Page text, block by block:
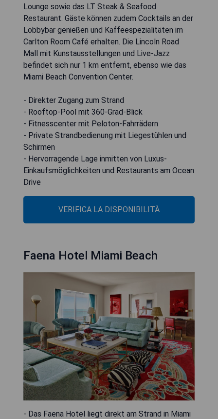
Lounge sowie das LT Steak & Seafood
Restaurant. Gäste können zudem Cocktails an der
Lobbybar genießen und Kaffeespezialitäten im
Carlton Room Café erhalten. Die Lincoln Road
Mall mit Kunstausstellungen und Live-Jazz
befindet sich nur 1 km entfernt, ebenso wie das
Miami Beach Convention Center.
- Direkter Zugang zum Strand
- Rooftop-Pool mit 360-Grad-Blick
- Fitnesscenter mit Peloton-Fahrrädern
- Private Strandbedienung mit Liegestühlen und
Schirmen
- Hervorragende Lage inmitten von Luxus-
Einkaufsmöglichkeiten und Restaurants am Ocean
Drive
VERIFICA LA DISPONIBILITÀ
Faena Hotel Miami Beach
- Das Faena Hotel liegt direkt am Strand in Miami